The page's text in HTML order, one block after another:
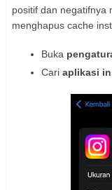
positif dan negatifnya
menghapus cache
Buka
Cari aplikasi